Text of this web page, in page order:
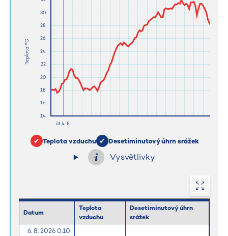
Teplota vzduchu Desetiminutový úhrn srážek
Vysvětlivky
Datum
Teplota
vzduchu
Desetiminutový úhrn
srážek
6. 8. 2026 0:10